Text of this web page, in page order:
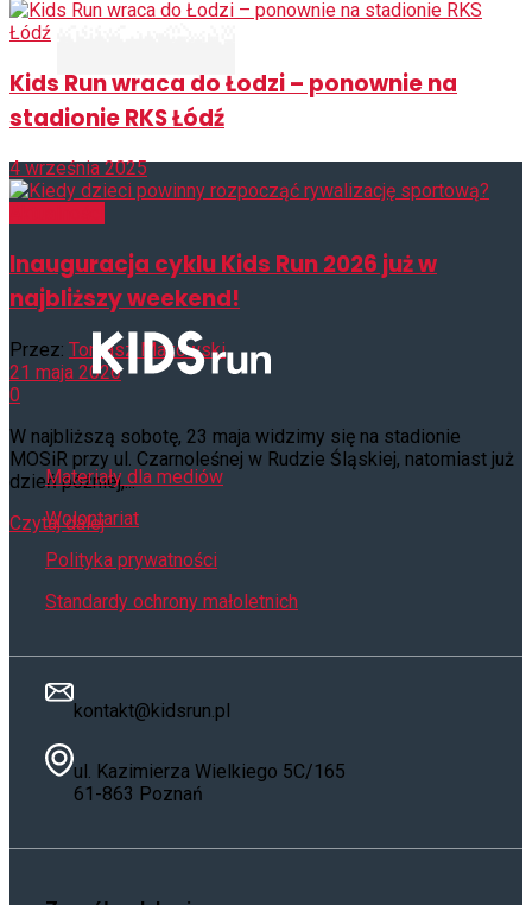
Kids Run wraca do Łodzi – ponownie na
stadionie RKS Łódź
4 września 2025
Inauguracja cyklu Kids Run 2026 już w
najbliższy weekend!
Przez: Tomasz Makowski
21 maja 2026
0
W najbliższą sobotę, 23 maja widzimy się na stadionie
MOSiR przy ul. Czarnoleśnej w Rudzie Śląskiej, natomiast już
dzień później,...
Czytaj dalej
Materiały dla mediów
Wolontariat
Polityka prywatności
Standardy ochrony małoletnich
kontakt@kidsrun.pl
ul. Kazimierza Wielkiego 5C/165
61-863 Poznań